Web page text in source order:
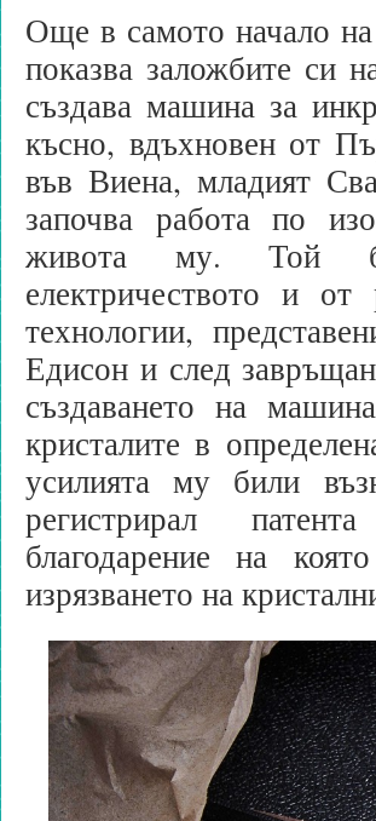
Още в самото начало
показва заложбите си
създава машина за
късно, вдъхновен от
във Виена, младият
започва работа по
живота му. Той
електричеството и
технологии,
Едисон и след
създаването на
кристалите в
усилията му били
регистрирал
благодарение на
изрязването на